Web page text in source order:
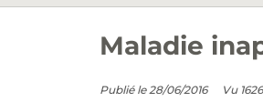
Maladie
Publié le 28/06/2016 Vu